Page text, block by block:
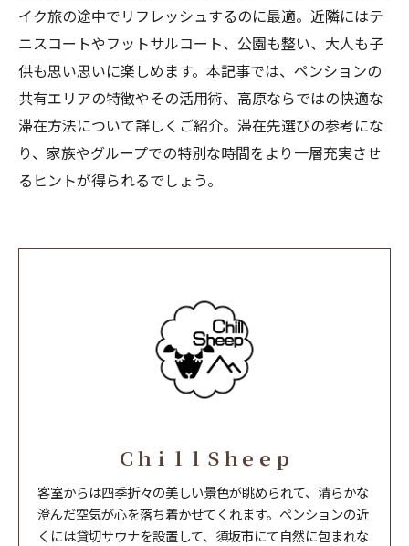
イク旅の途中でリフレッシュするのに最適。近隣にはテ
ニスコートやフットサルコート、公園も整い、大人も子
供も思い思いに楽しめます。本記事では、ペンションの
共有エリアの特徴やその活用術、高原ならではの快適な
滞在方法について詳しくご紹介。滞在先選びの参考にな
り、家族やグループでの特別な時間をより一層充実させ
るヒントが得られるでしょう。
ＣｈｉｌｌＳｈｅｅｐ
客室からは四季折々の美しい景色が眺められて、清らかな
澄んだ空気が心を落ち着かせてくれます。ペンションの近
くには貸切サウナを設置して、須坂市にて自然に包まれな